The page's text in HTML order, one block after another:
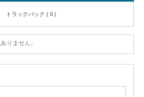
トラックバック ( 0 )
りません。